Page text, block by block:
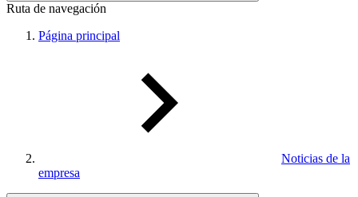
Ruta de navegación
Página principal
Noticias de la
empresa